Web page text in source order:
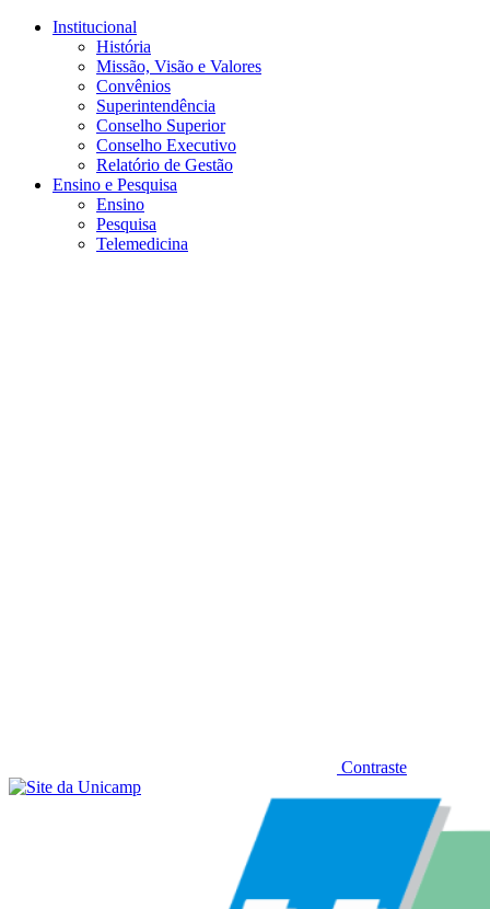
Conteúdo principal
Institucional
História
Missão, Visão e Valores
Convênios
Superintendência
Conselho Superior
Conselho Executivo
Relatório de Gestão
Ensino e Pesquisa
Ensino
Pesquisa
Telemedicina
Contraste